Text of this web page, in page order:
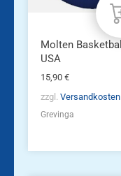
Molten Basketball
USA
15,90 €
zzgl. Versandkosten
Grevinga